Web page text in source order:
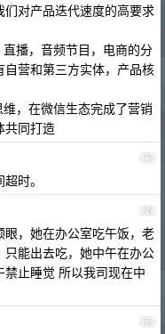
对产品迭代速度的高要求
播，音频节目，电商的分
营和第三方实体，产品核
，在微信生态完成了营销
共同打造
73
时。
74
，她在办公室吃午饭，老
能出去吃，她中午在办公
止睡觉 所以我司现在中
75